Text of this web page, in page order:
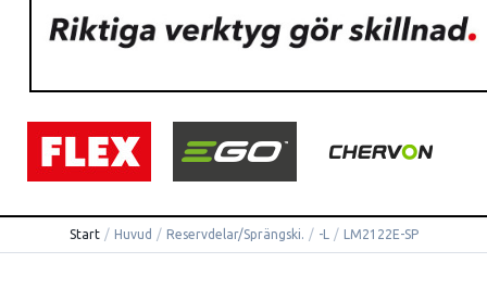
Start / Huvud / Reservdelar/Sprängski. / -L / LM2122E-SP